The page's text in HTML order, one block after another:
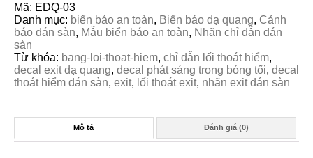
Mã: EDQ-03
Danh mục: biển báo an toàn, Biển báo dạ quang, Cảnh
báo dán sàn, Mẫu biển báo an toàn, Nhãn chỉ dẫn dán
sàn
Từ khóa: bang-loi-thoat-hiem, chỉ dẫn lối thoát hiểm,
decal exit dạ quang, decal phát sáng trong bóng tối, decal
thoát hiểm dán sàn, exit, lối thoát exit, nhãn exit dán sàn
Mô tả Đánh giá (0)